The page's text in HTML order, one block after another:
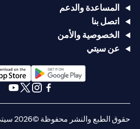
المساعدة والدعم
اتصل بنا
الخصوصية والأمن
عن سيتي
(opens in a new tab)
حقوق الطبع والنشر محفوظة ©2026 سيتي جروب انك.